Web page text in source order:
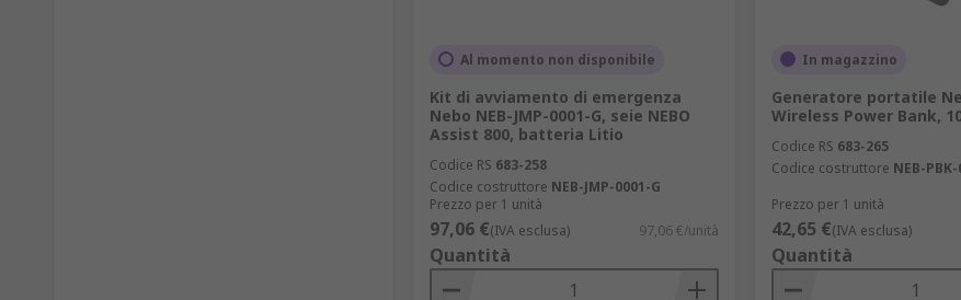
Al momento non disponibile
Kit di avviamento di emergenza
Nebo NEB-JMP-0001-G, seie NEBO
Assist 800, batteria Litio
Codice RS 683-258
Codice costruttore NEB-JMP-0001-G
Prezzo per 1 unità
97,06 €(IVA esclusa) 97,06 €/unità
Quantità
In magazzino
Generatore portatile
Wireless Power Bank,
Codice RS 683-265
Codice costruttore NEB-
Prezzo per 1 unità
42,65 €(IVA esclusa)
Quantità